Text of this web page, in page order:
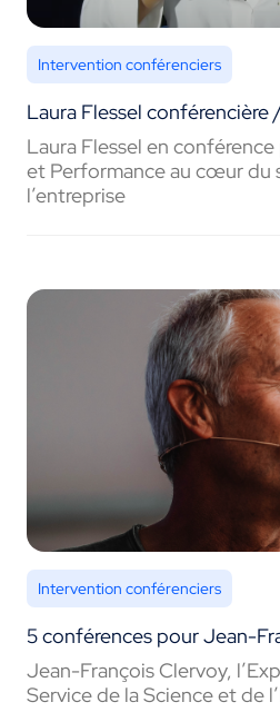
Intervention conférenciers
Laura Flessel conférencière
Laura Flessel en
et Performance au cœur du
l’entreprise
Intervention conférenciers
5 conférences pour Jean-
Jean-François Clervoy,
Service de la Science et de